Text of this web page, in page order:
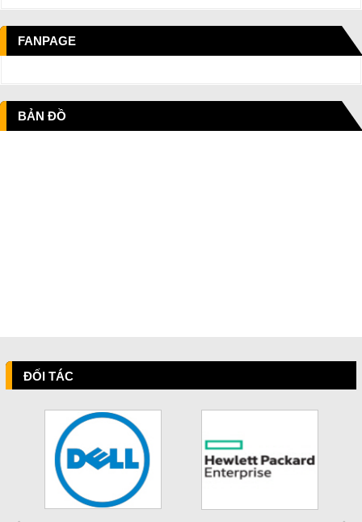
FANPAGE
BẢN ĐỒ
ĐỐI TÁC